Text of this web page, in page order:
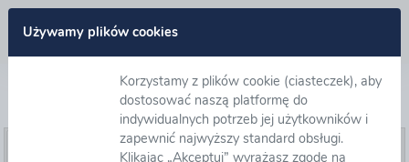
Używamy plików cookies
Korzystamy z plików cookie (ciasteczek), aby
dostosować naszą platformę do
indywidualnych potrzeb jej użytkowników i
zapewnić najwyższy standard obsługi.
Klikając „Akceptuj” wyrażasz zgodę na
Lista postępowań otwartych
Przejdź do postępowania